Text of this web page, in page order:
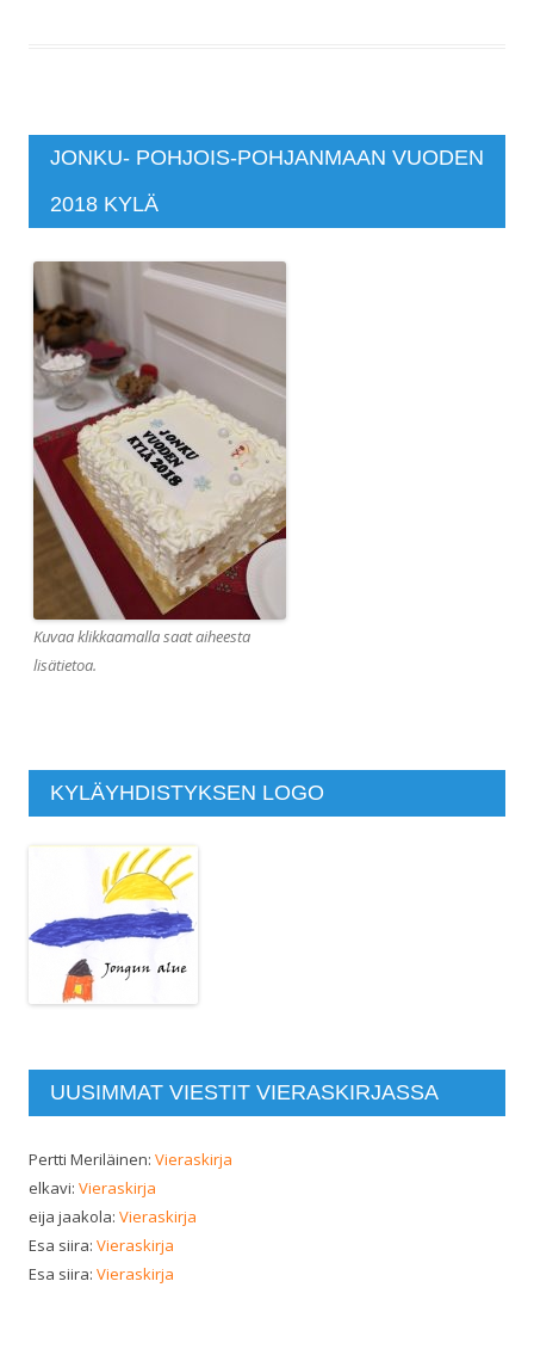
JONKU- POHJOIS-POHJANMAAN VUODEN
2018 KYLÄ
Kuvaa klikkaamalla saat aiheesta
lisätietoa.
KYLÄYHDISTYKSEN LOGO
UUSIMMAT VIESTIT VIERASKIRJASSA
Pertti Meriläinen: Vieraskirja
elkavi: Vieraskirja
eija jaakola: Vieraskirja
Esa siira: Vieraskirja
Esa siira: Vieraskirja